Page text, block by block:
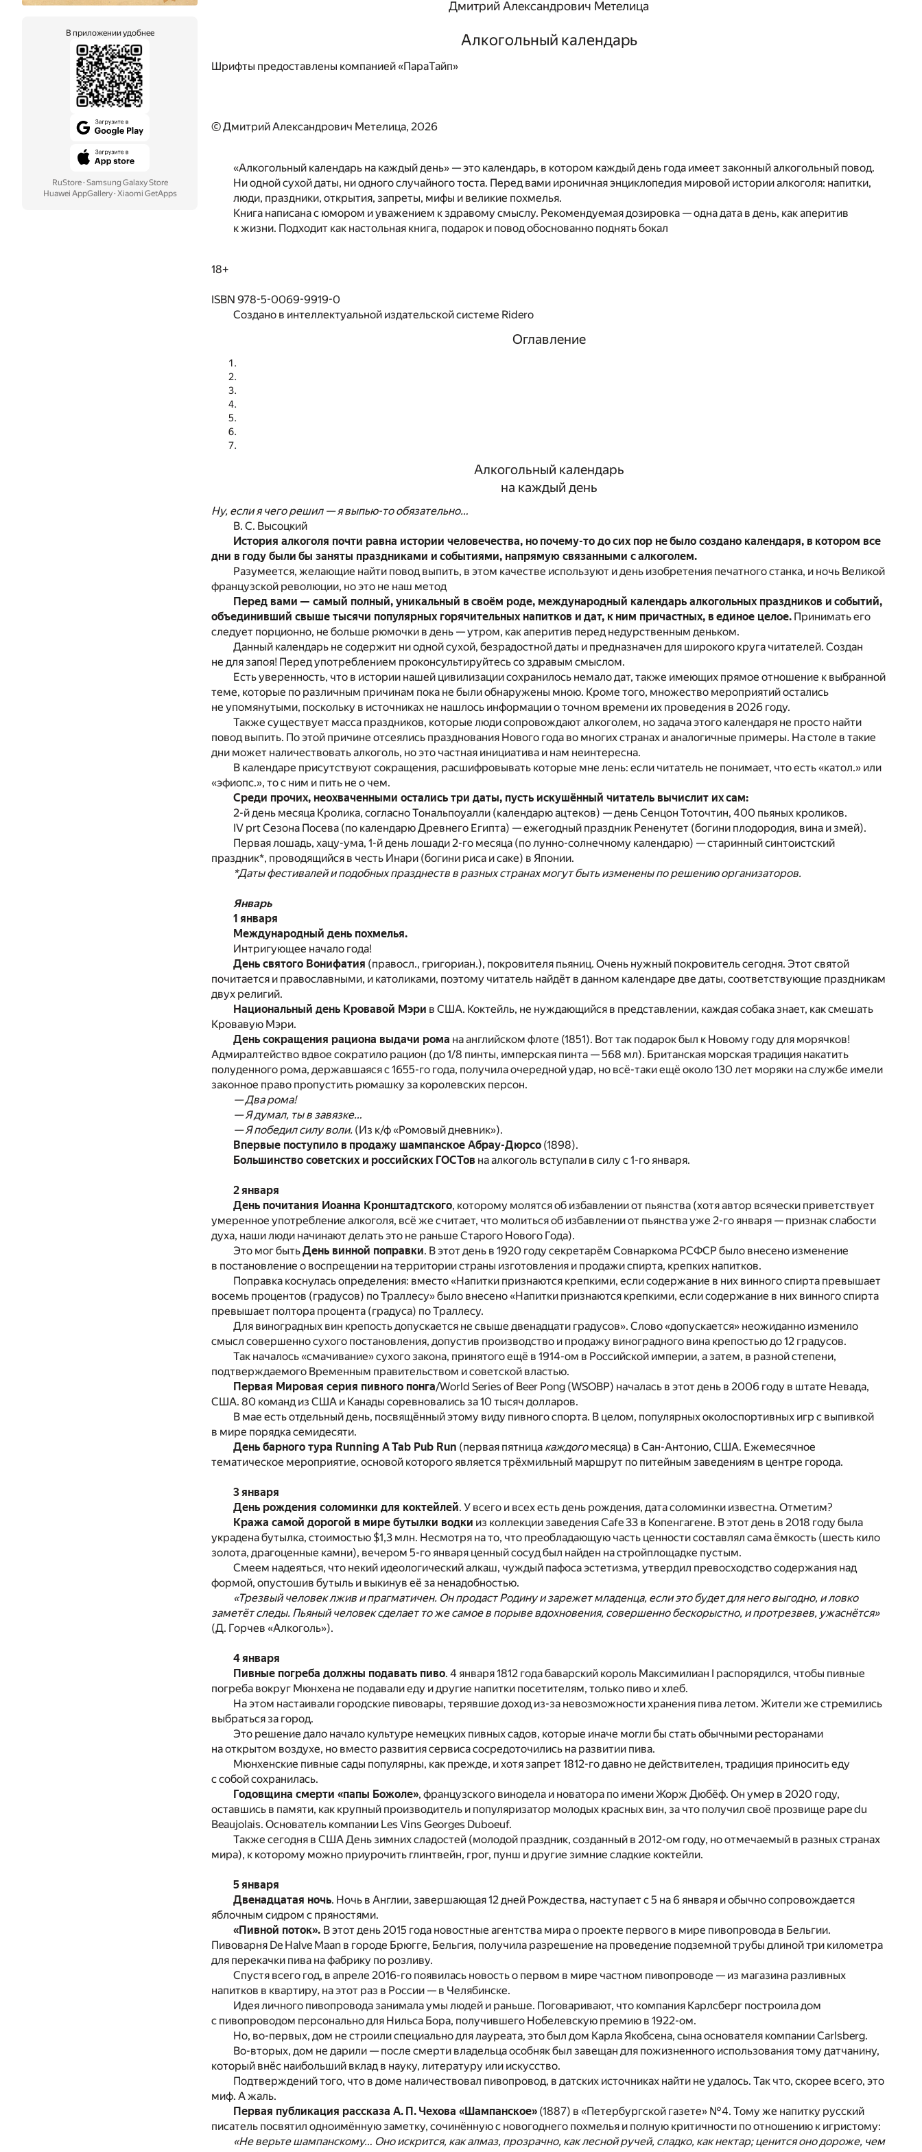
В приложении удобнее
RuStore· Samsung Galaxy Store
Huawei AppGallery· Xiaomi GetApps
Дмитрий Александрович Метелица
Алкогольный календарь
Шрифты предоставлены компанией «ПараТайп»
© Дмитрий Александрович Метелица, 2026
«Алкогольный календарь на каждый день» — это календарь, в котором каждый день года имеет законный алкогольный повод.
Ни одной сухой даты, ни одного случайного тоста. Перед вами ироничная энциклопедия мировой истории алкоголя: напитки,
люди, праздники, открытия, запреты, мифы и великие похмелья.
Книга написана с юмором и уважением к здравому смыслу. Рекомендуемая дозировка — одна дата в день, как аперитив
к жизни. Подходит как настольная книга, подарок и повод обоснованно поднять бокал
18+
ISBN 978-5-0069-9919-0
Создано в интеллектуальной издательской системе Ridero
Оглавление
Алкогольный календарь
на каждый день
Ну, если я чего решил — я выпью-то обязательно…
В. С. Высоцкий
История алкоголя почти равна истории человечества, но почему-то до сих пор не было создано календаря, в котором все
дни в году были бы заняты праздниками и событиями, напрямую связанными с алкоголем.
Разумеется, желающие найти повод выпить, в этом качестве используют и день изобретения печатного станка, и ночь Великой
французской революции, но это не наш метод
Перед вами — самый полный, уникальный в своём роде, международный календарь алкогольных праздников и событий,
объединивший свыше тысячи популярных горячительных напитков и дат, к ним причастных, в единое целое. Принимать его
следует порционно, не больше рюмочки в день — утром, как аперитив перед недурственным деньком.
Данный календарь не содержит ни одной сухой, безрадостной даты и предназначен для широкого круга читателей. Создан
не для запоя! Перед употреблением проконсультируйтесь со здравым смыслом.
Есть уверенность, что в истории нашей цивилизации сохранилось немало дат, также имеющих прямое отношение к выбранной
теме, которые по различным причинам пока не были обнаружены мною. Кроме того, множество мероприятий остались
не упомянутыми, поскольку в источниках не нашлось информации о точном времени их проведения в 2026 году.
Также существует масса праздников, которые люди сопровождают алкоголем, но задача этого календаря не просто найти
повод выпить. По этой причине отсеялись празднования Нового года во многих странах и аналогичные примеры. На столе в такие
дни может наличествовать алкоголь, но это частная инициатива и нам неинтересна.
В календаре присутствуют сокращения, расшифровывать которые мне лень: если читатель не понимает, что есть «катол.» или
«эфиопс.», то с ним и пить не о чем.
Среди прочих, неохваченными остались три даты, пусть искушённый читатель вычислит их сам:
2-й день месяца Кролика, согласно Тональпоуалли (календарю ацтеков) — день Сенцон Тоточтин, 400 пьяных кроликов.
IV prt Сезона Посева (по календарю Древнего Египта) — ежегодный праздник Рененутет (богини плодородия, вина и змей).
Первая лошадь, хацу-ума, 1-й день лошади 2-го месяца (по лунно-солнечному календарю) — старинный синтоистский
праздник*, проводящийся в честь Инари (богини риса и саке) в Японии.
*Даты фестивалей и подобных празднеств в разных странах могут быть изменены по решению организаторов.
Январь
1 января
Международный день похмелья.
Интригующее начало года!
День святого Вонифатия (правосл., григориан.), покровителя пьяниц. Очень нужный покровитель сегодня. Этот святой
почитается и православными, и католиками, поэтому читатель найдёт в данном календаре две даты, соответствующие праздникам
двух религий.
Национальный день Кровавой Мэри в США. Коктейль, не нуждающийся в представлении, каждая собака знает, как смешать
Кровавую Мэри.
День сокращения рациона выдачи рома на английском флоте (1851). Вот так подарок был к Новому году для морячков!
Адмиралтейство вдвое сократило рацион (до 1/8 пинты, имперская пинта — 568 мл). Британская морская традиция накатить
полуденного рома, державшаяся с 1655-го года, получила очередной удар, но всё-таки ещё около 130 лет моряки на службе имели
законное право пропустить рюмашку за королевских персон.
— Два рома!
— Я думал, ты в завязке…
— Я победил силу воли. (Из к/ф «Ромовый дневник»).
Впервые поступило в продажу шампанское Абрау-Дюрсо (1898).
Большинство советских и российских ГОСТов на алкоголь вступали в силу с 1-го января.
2 января
День почитания Иоанна Кронштадтского, которому молятся об избавлении от пьянства (хотя автор всячески приветствует
умеренное употребление алкоголя, всё же считает, что молиться об избавлении от пьянства уже 2-го января — признак слабости
духа, наши люди начинают делать это не раньше Старого Нового Года).
Это мог бытьДень винной поправки. В этот день в 1920 году секретарём Совнаркома РСФСР было внесено изменение
в постановление о воспрещении на территории страны изготовления и продажи спирта, крепких напитков.
Поправка коснулась определения: вместо «Напитки признаются крепкими, если содержание в них винного спирта превышает
восемь процентов (градусов) по Траллесу» было внесено «Напитки признаются крепкими, если содержание в них винного спирта
превышает полтора процента (градуса) по Траллесу.
Для виноградных вин крепость допускается не свыше двенадцати градусов». Слово «допускается» неожиданно изменило
смысл совершенно сухого постановления, допустив производство и продажу виноградного вина крепостью до 12 градусов.
Так началось «смачивание» сухого закона, принятого ещё в 1914-ом в Российской империи, а затем, в разной степени,
подтверждаемого Временным правительством и советской властью.
Первая Мировая серия пивного понга/World Series of Beer Pong (WSOBP) началась в этот день в 2006 году в штате Невада,
США. 80 команд из США и Канады соревновались за 10 тысяч долларов.
В мае есть отдельный день, посвящённый этому виду пивного спорта. В целом, популярных околоспортивных игр с выпивкой
в мире порядка семидесяти.
День барного тура Running A Tab Pub Run (первая пятница каждогомесяца) в Сан-Антонио, США. Ежемесячное
тематическое мероприятие, основой которого является трёхмильный маршрут по питейным заведениям в центре города.
3 января
День рождения соломинки для коктейлей. У всего и всех есть день рождения, дата соломинки известна. Отметим?
Кража самой дорогой в мире бутылки водки из коллекции заведения Cafe 33 в Копенгагене. В этот день в 2018 году была
украдена бутылка, стоимостью $1,3 млн. Несмотря на то, что преобладающую часть ценности составлял сама ёмкость (шесть кило
золота, драгоценные камни), вечером 5-го января ценный сосуд был найден на стройплощадке пустым.
Смеем надеяться, что некий идеологический алкаш, чуждый пафоса эстетизма, утвердил превосходство содержания над
формой, опустошив бутыль и выкинув её за ненадобностью.
«Трезвый человек лжив и прагматичен. Он продаст Родину и зарежет младенца, если это будет для него выгодно, и ловко
заметёт следы. Пьяный человек сделает то же самое в порыве вдохновения, совершенно бескорыстно, и протрезвев, ужаснётся»
(Д. Горчев «Алкоголь»).
4 января
Пивные погреба должны подавать пиво. 4 января 1812 года баварский король Максимилиан I распорядился, чтобы пивные
погреба вокруг Мюнхена не подавали еду и другие напитки посетителям, только пиво и хлеб.
На этом настаивали городские пивовары, терявшие доход из-за невозможности хранения пива летом. Жители же стремились
выбраться за город.
Это решение дало начало культуре немецких пивных садов, которые иначе могли бы стать обычными ресторанами
на открытом воздухе, но вместо развития сервиса сосредоточились на развитии пива.
Мюнхенские пивные сады популярны, как прежде, и хотя запрет 1812-го давно не действителен, традиция приносить еду
с собой сохранилась.
Годовщина смерти «папы Божоле», французского винодела и новатора по имени Жорж Дюбёф. Он умер в 2020 году,
оставшись в памяти, как крупный производитель и популяризатор молодых красных вин, за что получил своё прозвище pape du
Beaujolais. Основатель компании Les Vins Georges Duboeuf.
Также сегодня в США День зимних сладостей (молодой праздник, созданный в 2012-ом году, но отмечаемый в разных странах
мира), к которому можно приурочить глинтвейн, грог, пунш и другие зимние сладкие коктейли.
5 января
Двенадцатая ночь. Ночь в Англии, завершающая 12 дней Рождества, наступает с 5 на 6 января и обычно сопровождается
яблочным сидром с пряностями.
«Пивной поток». В этот день 2015 года новостные агентства мира о проекте первого в мире пивопровода в Бельгии.
Пивоварня De Halve Maan в городе Брюгге, Бельгия, получила разрешение на проведение подземной трубы длиной три километра
для перекачки пива на фабрику по розливу.
Спустя всего год, в апреле 2016-го появилась новость о первом в мире частном пивопроводе — из магазина разливных
напитков в квартиру, на этот раз в России — в Челябинске.
Идея личного пивопровода занимала умы людей и раньше. Поговаривают, что компания Карлсберг построила дом
с пивопроводом персонально для Нильса Бора, получившего Нобелевскую премию в 1922-ом.
Но, во-первых, дом не строили специально для лауреата, это был дом Карла Якобсена, сына основателя компании Carlsberg.
Во-вторых, дом не дарили — после смерти владельца особняк был завещан для пожизненного использования тому датчанину,
который внёс наибольший вклад в науку, литературу или искусство.
Подтверждений того, что в доме наличествовал пивопровод, в датских источниках найти не удалось. Так что, скорее всего, это
миф. А жаль.
Первая публикация рассказа А. П. Чехова «Шампанское» (1887) в «Петербургской газете» №4. Тому же напитку русский
писатель посвятил одноимённую заметку, сочинённую с новогоднего похмелья и полную критичности по отношению к игристому:
«Не верьте шампанскому… Оно искрится, как алмаз, прозрачно, как лесной ручей, сладко, как нектар; ценится оно дороже, чем